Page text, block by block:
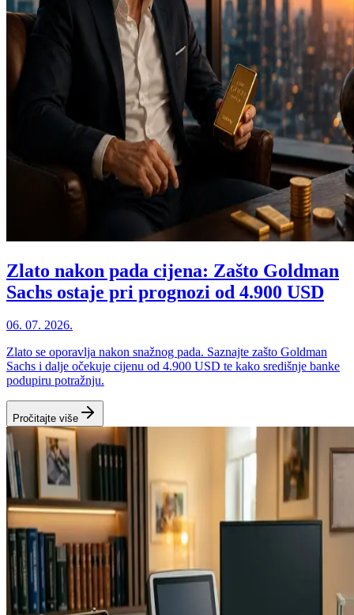
Zlato nakon pada cijena: Zašto Goldman
Sachs ostaje pri prognozi od 4.900 USD
06. 07. 2026.
Zlato se oporavlja nakon snažnog pada. Saznajte zašto Goldman
Sachs i dalje očekuje cijenu od 4.900 USD te kako središnje banke
podupiru potražnju.
Pročitajte više